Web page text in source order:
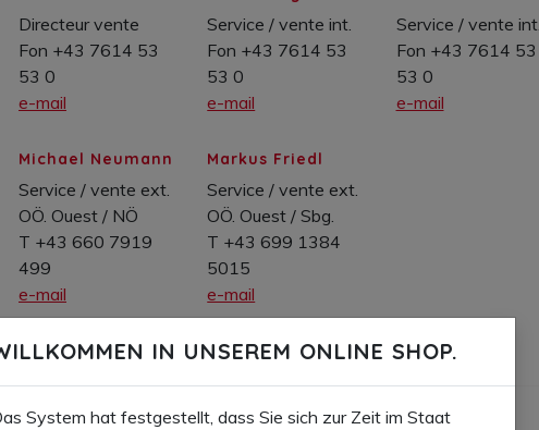
Directeur vente
Fon +43 7614 53
53 0
e-mail
Service / vente int.
Fon +43 7614 53
53 0
e-mail
Service / vente int.
Fon +43 7614 53
53 0
e-mail
Michael Neumann
Service / vente ext.
OÖ. Ouest / NÖ
T +43 660 7919
499
e-mail
Markus Friedl
Service / vente ext.
OÖ. Ouest / Sbg.
T +43 699 1384
5015
e-mail
IN UNSEREM ONLINE SHOP.
System hat festgestellt, dass Sie sich zur Zeit im Staat